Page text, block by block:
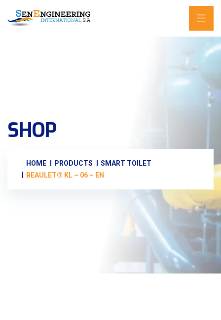
SHOP
HOME PRODUCTS
SMART TOILET
BEAULET® KL – 06 – EN